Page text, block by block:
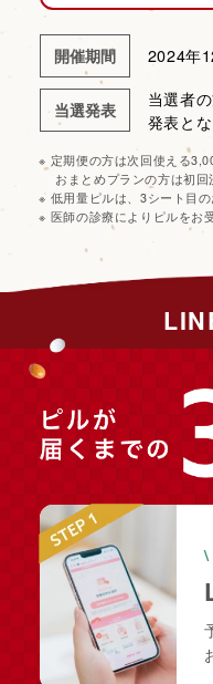
開催期間 2024年
当選発表
当選者
発表と
定期便の方は次回使える
おまとめプランの方は初
低用量ピルは、3シート目
医師の診療によりピルをお
\